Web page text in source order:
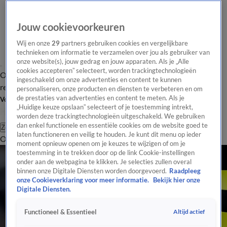
Overzicht Laatste nieuws Regionieuws Het beste van Hart
Tip de
redactie
Volg Hart van Nederland
Zoeken
OverzichtRegioUitzendingenWeerTip de redactiePanelVideo's
Jouw cookievoorkeuren
Wij en onze29 partners gebruiken cookies en vergelijkbare
technieken om informatie te verzamelen over jou als gebruiker van
onze website(s), jouw gedrag en jouw apparaten. Als je „Alle
cookies accepteren” selecteert, worden trackingtechnologieën
ingeschakeld om onze advertenties en content te kunnen
personaliseren, onze producten en diensten te verbeteren en om
de prestaties van advertenties en content te meten. Als je
„Huidige keuze opslaan” selecteert of je toestemming intrekt,
worden deze trackingtechnologieën uitgeschakeld. We gebruiken
dan enkel functionele en essentiële cookies om de website goed te
laten functioneren en veilig te houden. Je kunt dit menu op ieder
moment opnieuw openen om je keuzes te wijzigen of om je
toestemming in te trekken door op de link Cookie-instellingen
onder aan de webpagina te klikken. Je selecties zullen overal
binnen onze Digitale Diensten worden doorgevoerd. Raadpleeg
onze Cookieverklaring voor meer informatie.
Bekijk hier onze
Digitale Diensten.
Functioneel & Essentieel Altijd actief